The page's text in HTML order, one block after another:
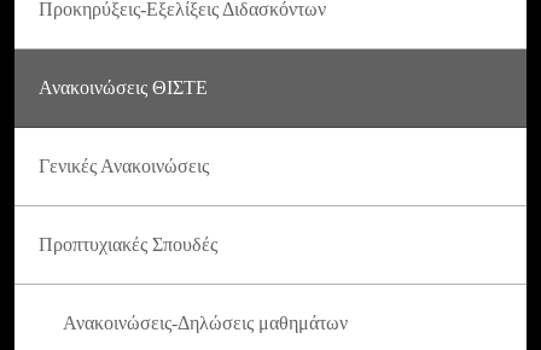
Προκηρύξεις-Εξελίξεις Διδασκόντων
Ανακοινώσεις ΘΙΣΤΕ
Γενικές Ανακοινώσεις
Προπτυχιακές Σπουδές
Ανακοινώσεις-Δηλώσεις μαθημάτων